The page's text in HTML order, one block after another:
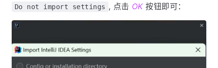
Do not import settings , 点击 OK按钮即可：